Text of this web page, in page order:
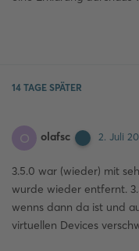
14 TAGE SPÄTER
O olafsc 2. Juli
3.5.0 war (wieder) mit
wurde wieder entfernt.
wenns dann da ist und
virtuellen Devices